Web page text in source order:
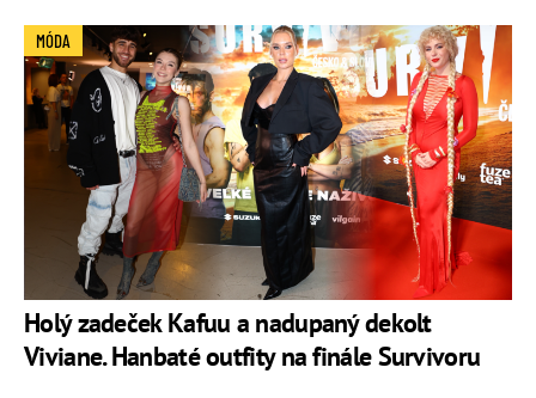
Holý zadeček Kafuu a nadupaný dekolt
Viviane. Hanbaté outfity na finále Survivoru
MÓDA